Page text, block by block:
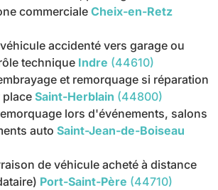
commerciale Cheix-en-Retz
accidenté vers garage ou
technique Indre (44610)
et remorquage si réparation
Saint-Herblain (44800)
lors d'événements, salons
auto Saint-Jean-de-Boiseau
de véhicule acheté à distance
Port-Saint-Père (44710)